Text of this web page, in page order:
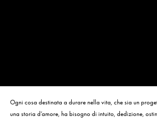
Ogni cosa destinata a durare nella vita, che sia un
una storia d’amore, ha bisogno di intuito, dedizione,